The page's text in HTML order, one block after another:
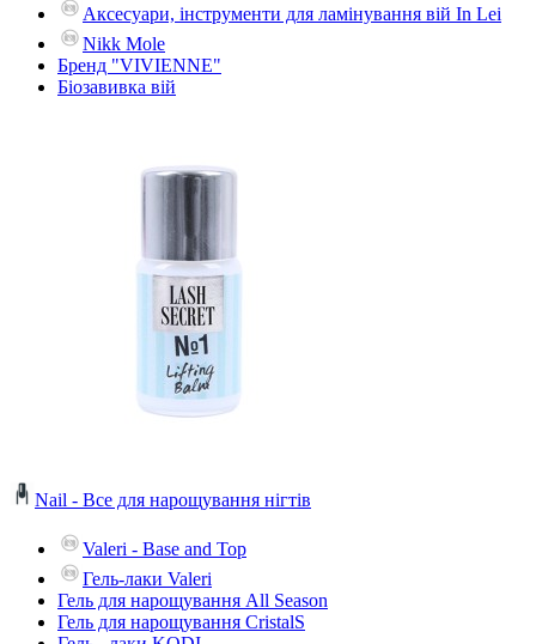
Аксесуари, інструменти для ламінування вій In Lei
Nikk Mole
Бренд "VIVIENNE"
Біозавивка вій
Nail - Все для нарощування нігтів
Valeri - Base and Top
Гель-лаки Valeri
Гель для нарощування All Season
Гель для нарощування CristalS